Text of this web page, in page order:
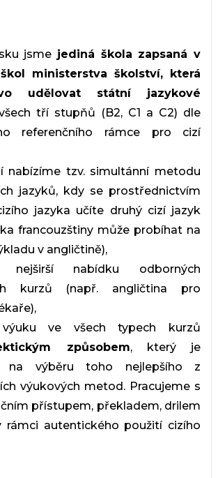
jsme jediná škola zapsaná v
ministerstva školství, která
udělovat státní jazykové
tří stupňů (B2, C1 a C2) dle
referenčního rámce pro cizí
nabízíme tzv. simultánní metodu
jazyků, kdy se prostřednictvím
jazyka učíte druhý cizí jazyk
francouzštiny může probíhat na
v angličtině),
nejširší nabídku odborných
kurzů (např. angličtina pro
ve všech typech kurzů
způsobem, který je
na výběru toho nejlepšího z
výukových metod. Pracujeme s
přístupem, překladem, drilem
rámci autentického použití cizího